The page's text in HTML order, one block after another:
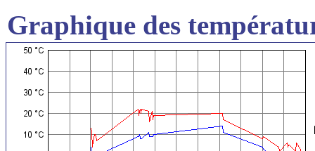
Graphique des